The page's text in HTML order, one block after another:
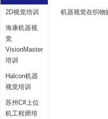
2D视觉培训
海康机器视
觉
VisionMaster
培训
Halcon机器
视觉培训
苏州C#上位
机工程师培